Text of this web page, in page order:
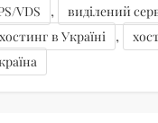
VDS , виділений
хостинг в Україні ,